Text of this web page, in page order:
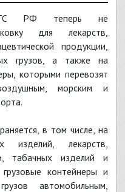
ТС РФ теперь не
для лекарств,
продукции,
грузов, а также на
которыми перевозят
морским и
в том числе, на
изделий, лекарств,
табачных изделий и
контейнеры и
автомобильным,